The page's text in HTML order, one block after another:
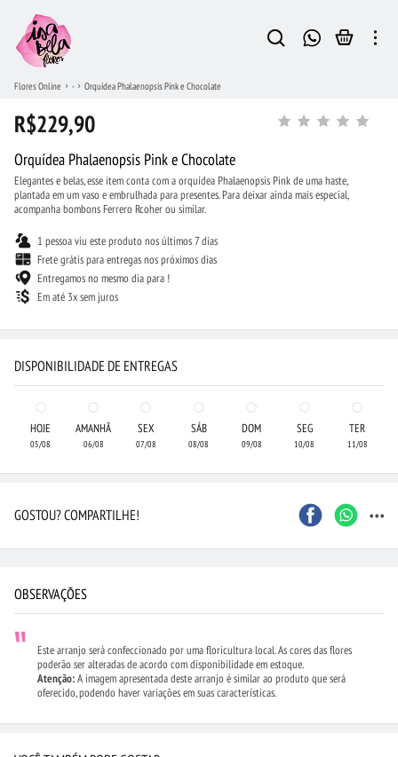
Flores Online - Orquídea Phalaenopsis Pink e Chocolate
R$229,90
Orquídea Phalaenopsis Pink e Chocolate
Elegantes e belas, esse item conta com a orquídea Phalaenopsis Pink de uma haste,
plantada em um vaso e embrulhada para presentes. Para deixar ainda mais especial,
acompanha bombons Ferrero Rcoher ou similar.
1 pessoa viu este produto nos últimos 7 dias
Frete grátis para entregas nos próximos dias
Entregamos no mesmo dia para !
Em até 3x sem juros
DISPONIBILIDADE DE ENTREGAS
HOJE
05/08
AMANHÃ
06/08
SEX
07/08
SÁB
08/08
DOM
09/08
SEG
10/08
TER
11/08
GOSTOU? COMPARTILHE! ...
OBSERVAÇÕES
Este arranjo será confeccionado por uma floricultura local. As cores das flores
poderão ser alteradas de acordo com disponibilidade em estoque.
Atenção:A imagem apresentada deste arranjo é similar ao produto que será
oferecido, podendo haver variações em suas características.